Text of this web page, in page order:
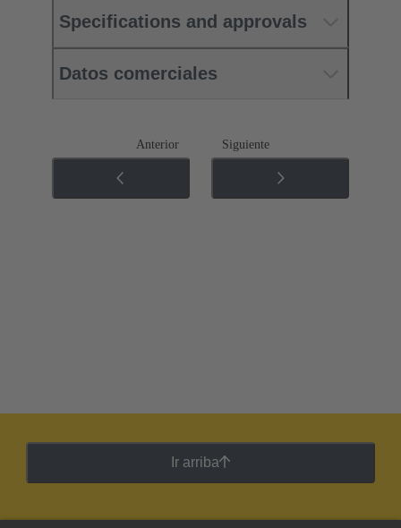
Specifications and approvals
Datos comerciales
Anterior Siguiente
Ir arriba